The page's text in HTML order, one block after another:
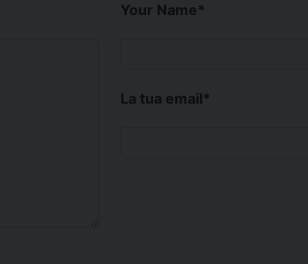
Your Name*
La tua email*